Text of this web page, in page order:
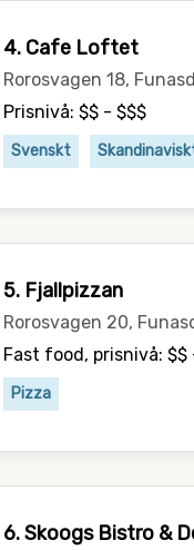
4. Cafe Loftet
Rorosvagen 18,
Prisnivå: $$ - $$$
Svenskt
5. Fjallpizzan
Rorosvagen 20,
Fast food, prisnivå: $$
Pizza
6. Skoogs Bistro &